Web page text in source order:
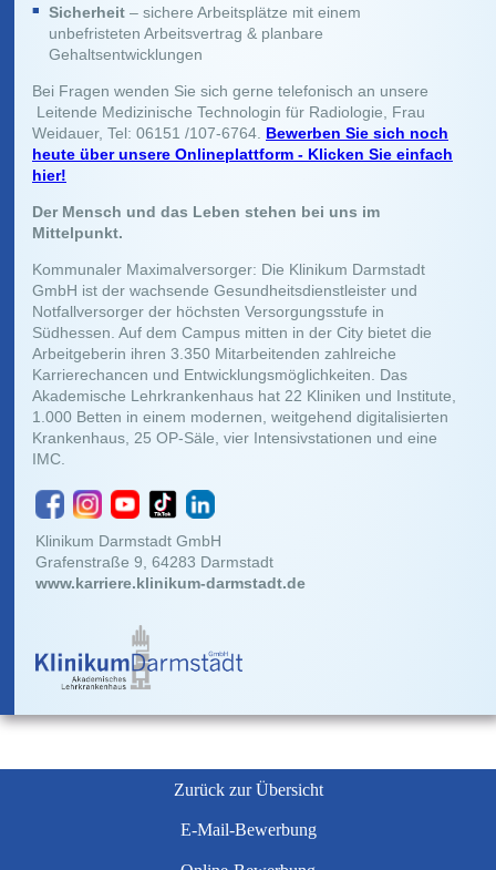
Sicherheit– sichere Arbeitsplätze mit einem
unbefristeten Arbeitsvertrag & planbare
Gehaltsentwicklungen
Bei Fragen wenden Sie sich gerne telefonisch an unsere
Leitende Medizinische Technologin für Radiologie, Frau
Weidauer, Tel: 06151 /107-6764. Bewerben Sie sich noch
heute über unsere Onlineplattform - Klicken Sie einfach
hier!
Der Mensch und das Leben stehen bei uns im
Mittelpunkt.
Kommunaler Maximalversorger: Die Klinikum Darmstadt
GmbH ist der wachsende Gesundheitsdienstleister und
Notfallversorger der höchsten Versorgungsstufe in
Südhessen. Auf dem Campus mitten in der City bietet die
Arbeitgeberin ihren 3.350 Mitarbeitenden zahlreiche
Karrierechancen und Entwicklungsmöglichkeiten. Das
Akademische Lehrkrankenhaus hat 22 Kliniken und Institute,
1.000 Betten in einem modernen, weitgehend digitalisierten
Krankenhaus, 25 OP-Säle, vier Intensivstationen und eine
IMC.
Klinikum Darmstadt GmbH
Grafenstraße 9, 64283 Darmstadt
www.karriere.klinikum-darmstadt.de
Zurück zur Übersicht
E-Mail-Bewerbung